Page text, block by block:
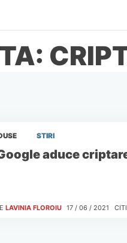
STIRI
aduce
LAVINIA FLOROIU 17 / 06 / 2021